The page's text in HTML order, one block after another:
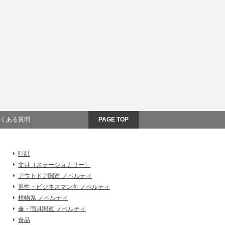
ある質問 PAGE TOP
時計
文具（ステーショナリー）
アウトドア関連 ノベルティ
男性・ビジネスマン向 ノベルティ
植物系 ノベルティ
傘・雨具関連 ノベルティ
食品